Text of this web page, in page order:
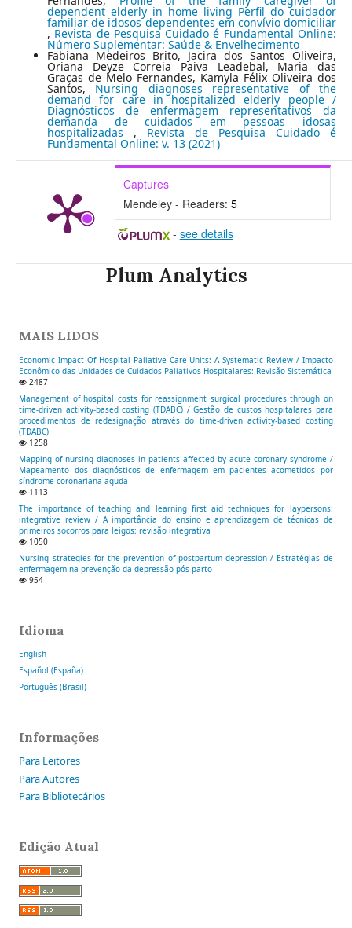
dependent elderly in home living Perfil do cuidador
familiar de idosos dependentes em convívio domiciliar
,Revista de Pesquisa Cuidado é Fundamental Online:
Número Suplementar: Saúde & Envelhecimento
Fabiana Medeiros Brito, Jacira dos Santos Oliveira,
Oriana Deyze Correia Paiva Leadebal, Maria das
Graças de Melo Fernandes, Kamyla Félix Oliveira dos
Santos, Nursing diagnoses representative of the
demand for care in hospitalized elderly people /
Diagnósticos de enfermagem representativos da
demanda de cuidados em pessoas idosas
hospitalizadas,Revista de Pesquisa Cuidado é
Fundamental Online: v. 13 (2021)
Captures
Mendeley - Readers: 5
- see details
Plum Analytics
MAIS LIDOS
Economic Impact Of Hospital Paliative Care Units: A Systematic Review / Impacto
Econômico das Unidades de Cuidados Paliativos Hospitalares: Revisão Sistemática
2487
Management of hospital costs for reassignment surgical procedures through on
time-driven activity-based costing (TDABC) / Gestão de custos hospitalares para
procedimentos de redesignação através do time-driven activity-based costing
(TDABC)
1258
Mapping of nursing diagnoses in patients affected by acute coronary syndrome /
Mapeamento dos diagnósticos de enfermagem em pacientes acometidos por
síndrome coronariana aguda
1113
The importance of teaching and learning first aid techniques for laypersons:
integrative review / A importância do ensino e aprendizagem de técnicas de
primeiros socorros para leigos: revisão integrativa
1050
Nursing strategies for the prevention of postpartum depression / Estratégias de
enfermagem na prevenção da depressão pós-parto
954
Idioma
English
Español (España)
Português (Brasil)
Informações
Para Leitores
Para Autores
Para Bibliotecários
Edição Atual